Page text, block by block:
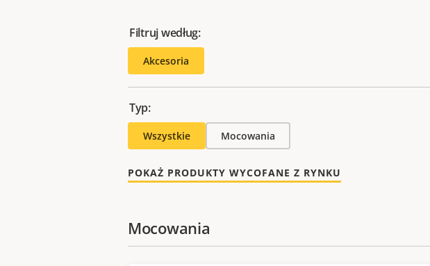
Filtruj według:
Akcesoria
Typ:
Wszystkie Mocowania
POKAŻ PRODUKTY WYCOFANE Z RYNKU
Mocowania